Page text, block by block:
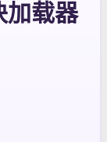
加载器